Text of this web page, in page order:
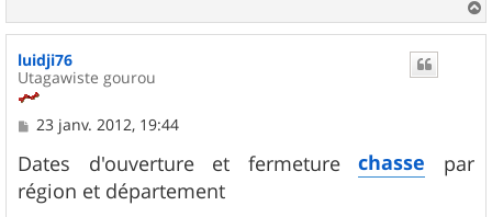
a
luidji76
Utagawiste gourou
M
s
s
a
23 janv. 2012, 19:44
Dates d'ouverture et fermeturechasse par
région et département